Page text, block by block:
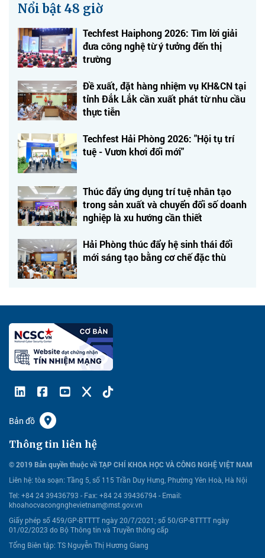
Nổi bật 48 giờ
Techfest Haiphong 2026: Tìm lời giải
đưa công nghệ từ ý tưởng đến thị
trường
Đề xuất, đặt hàng nhiệm vụ KH&CN tại
tỉnh Đắk Lắk cần xuất phát từ nhu cầu
thực tiễn
Techfest Hải Phòng 2026: "Hội tụ trí
tuệ - Vươn khơi đổi mới"
Thúc đẩy ứng dụng trí tuệ nhân tạo
trong sản xuất và chuyển đổi số doanh
nghiệp là xu hướng cần thiết
Hải Phòng thúc đẩy hệ sinh thái đổi
mới sáng tạo bằng cơ chế đặc thù
Bản đồ
Thông tin liên hệ
© 2019 Bản quyền thuộc về TẠP CHÍ KHOA HỌC VÀ CÔNG NGHỆ VIỆT NAM
Liên hệ: tòa soạn: Tầng 5, số 115 Trần Duy Hưng, Phường Yên Hoà, Hà Nội
Tel: +84 24 39436793 - Fax: +84 24 39436794 - Email:
khoahocvacongnghevietnam@mst.gov.vn
Giấy phép số 459/GP-BTTTT ngày 20/7/2021; số 50/GP-BTTTT ngày
01/02/2023 do Bộ Thông tin và Truyền thông cấp
Tổng Biên tập: TS Nguyễn Thị Hương Giang